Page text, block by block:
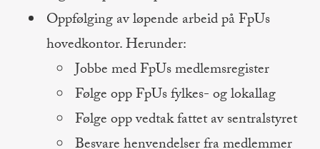
Oppfølging av løpende arbeid på FpUs
hovedkontor. Herunder:
Jobbe med FpUs medlemsregister
Følge opp FpUs fylkes- og lokallag
Følge opp vedtak fattet av sentralstyret